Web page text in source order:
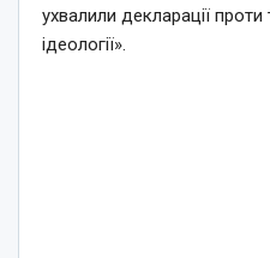
ухвалили декларації
ідеології».